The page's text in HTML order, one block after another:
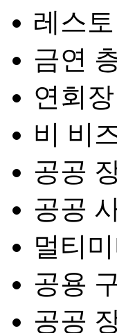
레스
금연
연회장
비 비
공공
공공
멀티
공용
공공